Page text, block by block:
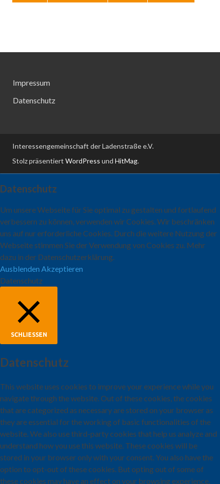
Impressum
Datenschutz
Interessengemeinschaft der Ladenstraße e.V.
Stolz präsentiert WordPress und HitMag.
Datenschutz
Um unsere Webseite für Sie optimal zu gestalten und fortlaufend
verbessern zu können, verwenden wir Cookies. Wir beschränken
uns auf nur erforderliche Cookies. Durch die weitere Nutzung der
Webseite stimmen Sie der Verwendung von Cookies zu. Mehr
dazu in der Datenschutzerklärung.
Ausblenden Akzeptieren
Datenschutz
SCHLIESSEN
Datenschutz
This website uses cookies to improve your experience while you
navigate through the website. Out of these cookies, the cookies
that are categorized as necessary are stored on your browser as
they are essential for the working of basic functionalities of the
website. We also use third-party cookies that help us analyze and
understand how you use this website. These cookies will be
stored in your browser only with your consent. You also have the
option to opt-out of these cookies. But opting out of some of
these cookies may have an effect on your browsing experience.